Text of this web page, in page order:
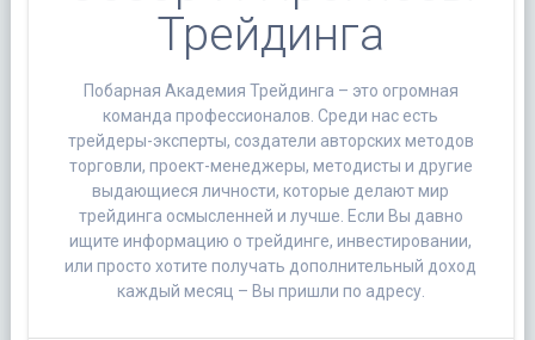
Трейдинга
Побарная Академия Трейдинга – это огромная
команда профессионалов. Среди нас есть
трейдеры-эксперты, создатели авторских методов
торговли, проект-менеджеры, методисты и другие
выдающиеся личности, которые делают мир
трейдинга осмысленней и лучше. Если Вы давно
ищите информацию о трейдинге, инвестировании,
или просто хотите получать дополнительный доход
каждый месяц – Вы пришли по адресу.